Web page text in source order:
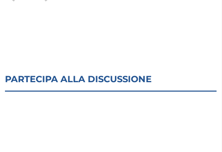
PARTECIPA ALLA DISCUSSIONE